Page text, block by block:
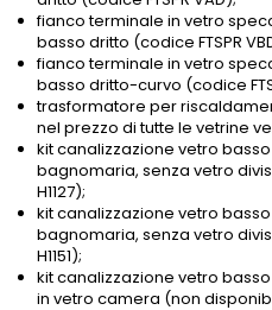
fianco terminale in vetro
basso dritto (codice FTSPR VBD
fianco terminale in vetro
basso dritto-curvo (codice
trasformatore per
nel prezzo di tutte le vetrine
kit canalizzazione vetro
bagnomaria, senza vetro
H1127);
kit canalizzazione vetro
bagnomaria, senza vetro
H1151);
kit canalizzazione vetro
in vetro camera (non